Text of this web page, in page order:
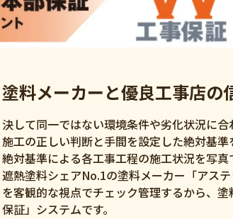
塗料メーカーと優良工事店の
決して同一ではない環境条件や劣化状況に
施工の正しい判断と手間を設定した絶対基準
絶対基準による各工事工程の施工状況を写真
遮熱塗料シェアNo.1の塗料メーカー「アス
を客観的な視点でチェック管理するから、
保証」システムです。